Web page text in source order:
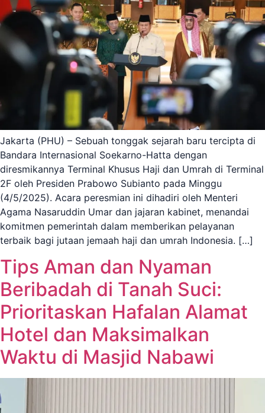
Jakarta (PHU) – Sebuah tonggak sejarah baru tercipta di
Bandara Internasional Soekarno-Hatta dengan
diresmikannya Terminal Khusus Haji dan Umrah di Terminal
2F oleh Presiden Prabowo Subianto pada Minggu
(4/5/2025). Acara peresmian ini dihadiri oleh Menteri
Agama Nasaruddin Umar dan jajaran kabinet, menandai
komitmen pemerintah dalam memberikan pelayanan
terbaik bagi jutaan jemaah haji dan umrah Indonesia. […]
Tips Aman dan Nyaman
Beribadah di Tanah Suci:
Prioritaskan Hafalan Alamat
Hotel dan Maksimalkan
Waktu di Masjid Nabawi